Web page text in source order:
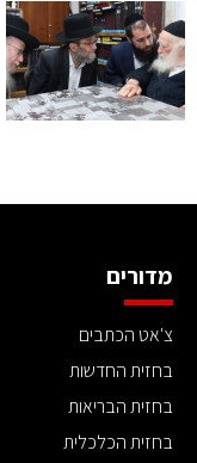
מדורים
צ'אט הכתבים
בחזית החדשות
בחזית הבריאות
בחזית הכלכלית